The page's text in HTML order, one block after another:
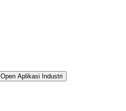
Open Aplikasi Industri